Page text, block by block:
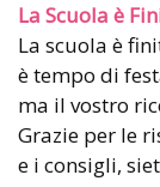
La Scuola è
La scuola è
è tempo di
ma il vostro
Grazie per le
e i consigli,